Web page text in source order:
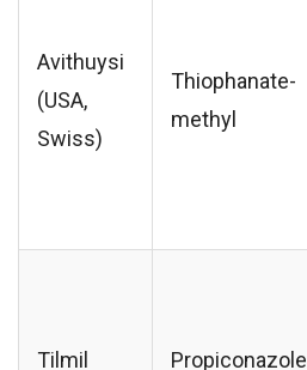
Avithuysi
(USA,
Swiss)
Thiophanate-
methyl
Tilmil
Propiconazole